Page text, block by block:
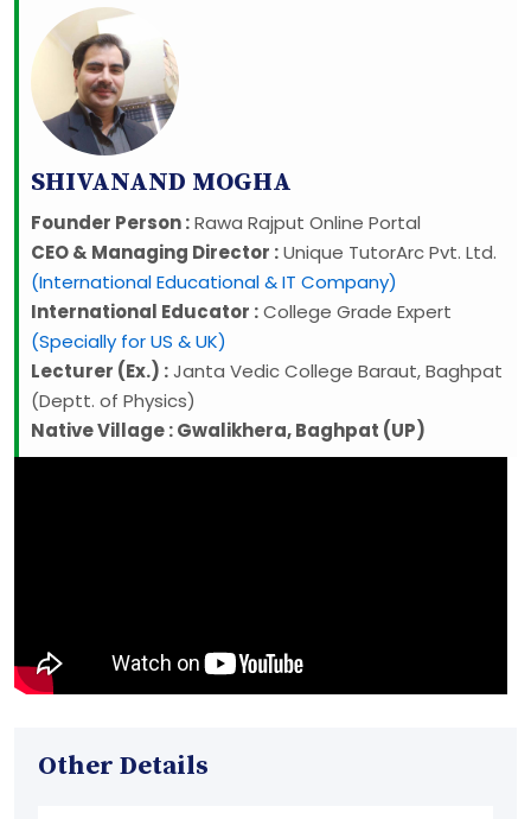
SHIVANAND MOGHA
Founder Person :Rawa Rajput Online Portal
CEO & Managing Director :Unique TutorArc Pvt. Ltd.
(International Educational & IT Company)
International Educator :College Grade Expert
(Specially for US & UK)
Lecturer (Ex.) :Janta Vedic College Baraut, Baghpat
(Deptt. of Physics)
Native Village : Gwalikhera, Baghpat (UP)
Other Details